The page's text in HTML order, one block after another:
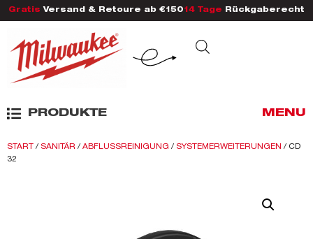
Gratis Versand & Retoure ab €150 14 Tage Rückgaberecht
PRODUKTE MENU
START / SANITÄR / ABFLUSSREINIGUNG / SYSTEMERWEITERUNGEN / CD
32